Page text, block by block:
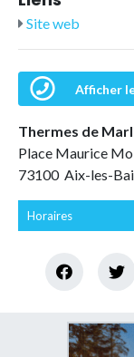
Site web
Afficher
Thermes de
Place Maurice
73100 Aix-les-
Horaires